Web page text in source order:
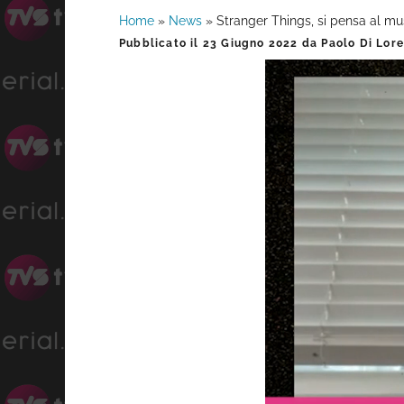
Home » News » Stranger Things, si pensa al
Pubblicato il 23 Giugno 2022 da Paolo Di
Barra